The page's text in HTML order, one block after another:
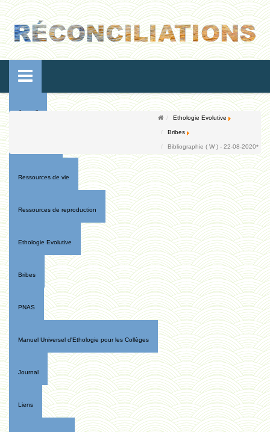
Accueil
Ressources de vie
Ressources de reproduction
Ethologie Evolutive
Bribes
PNAS
Manuel Universel d'Ethologie pour les Collèges
Journal
Liens
Ethologie Evolutive
Bribes
Bibliographie ( W ) - 22-08-2020*